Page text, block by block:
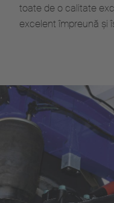
toate de o calitate
excelent împreună și